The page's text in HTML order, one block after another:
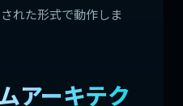
れた形式で動作しま
アーキテク